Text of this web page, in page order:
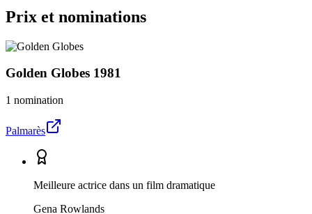
Prix et nominations
Golden Globes 1981
1 nomination
Palmarès
Meilleure actrice dans un film dramatique
Gena Rowlands